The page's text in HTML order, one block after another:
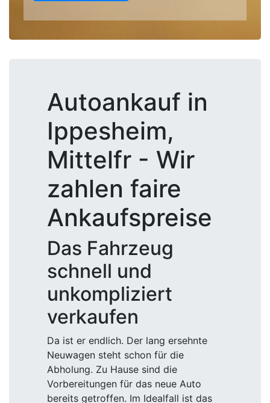
Autoankauf in
Ippesheim,
Mittelfr - Wir
zahlen faire
Ankaufspreise
Das Fahrzeug
schnell und
unkompliziert
verkaufen
Da ist er endlich. Der lang ersehnte
Neuwagen steht schon für die
Abholung. Zu Hause sind die
Vorbereitungen für das neue Auto
bereits getroffen. Im Idealfall ist das